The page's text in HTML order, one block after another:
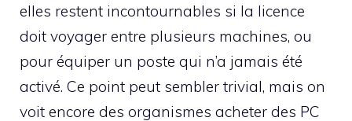
elles restent incontournables si la licence
doit voyager entre plusieurs machines, ou
pour équiper un poste qui n’a jamais été
activé. Ce point peut sembler trivial, mais on
voit encore des organismes acheter des PC